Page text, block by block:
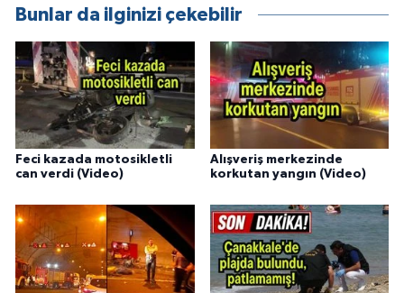
Bunlar da ilginizi çekebilir
Feci kazada motosikletli
can verdi (Video)
Alışveriş merkezinde
korkutan yangın (Video)